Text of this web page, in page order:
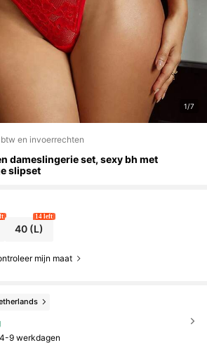
1/7
en invoerrechten
dameslingerie set, sexy bh met
slipset
40(L)
14 left
mijn maat
4-9 werkdagen